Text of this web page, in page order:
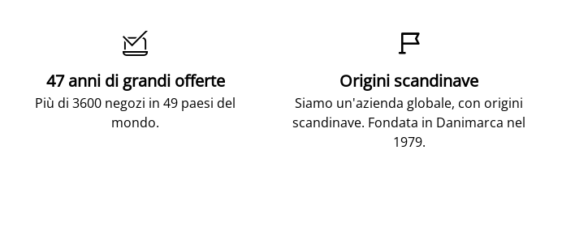

47 anni di grandi offerte
Più di 3600 negozi in 49 paesi del
mondo.

Origini scandinave
Siamo un'azienda globale, con origini
scandinave. Fondata in Danimarca nel
1979.